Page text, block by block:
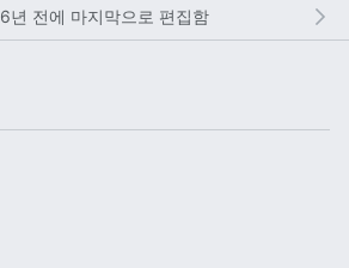
6년 전에 마지막으로 편집함